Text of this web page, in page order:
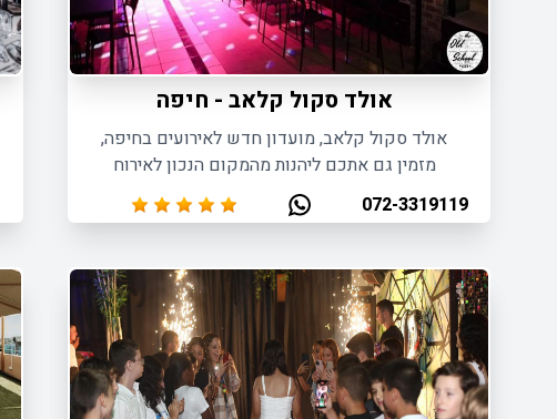
אולד סקול קלאב - חיפה
אולד סקול קלאב, מועדון חדש לאירועים בחיפה,
מזמין גם אתכם ליהנות מהמקום הנכון לאירוח
אירועים פרטיים ועסקיים לצד מפגשים חברתיים מכל
סוג.
072-3319119